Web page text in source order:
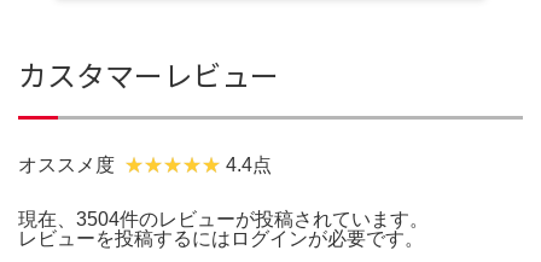
カスタマーレビュー
オススメ度 4.4点
現在、3504件のレビューが投稿されています。
レビューを投稿するには ログインが必要です。